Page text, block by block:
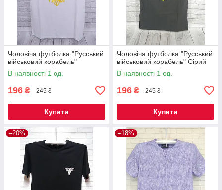
Чоловіча футболка "Русський
військовий корабель"
В наявності 1 од.
196 ₴ 245 ₴
Купити
Чоловіча футболка "Русський
військовий корабель" Сірий
В наявності 1 од.
196 ₴ 245 ₴
Купити
–20% –18%